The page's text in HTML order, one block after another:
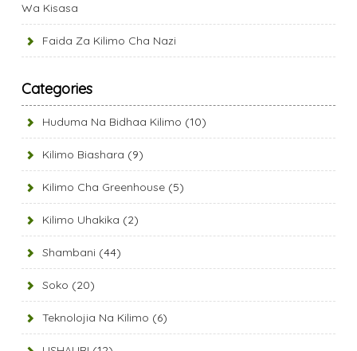
Wa Kisasa
Faida Za Kilimo Cha Nazi
Categories
Huduma Na Bidhaa Kilimo (10)
Kilimo Biashara (9)
Kilimo Cha Greenhouse (5)
Kilimo Uhakika (2)
Shambani (44)
Soko (20)
Teknolojia Na Kilimo (6)